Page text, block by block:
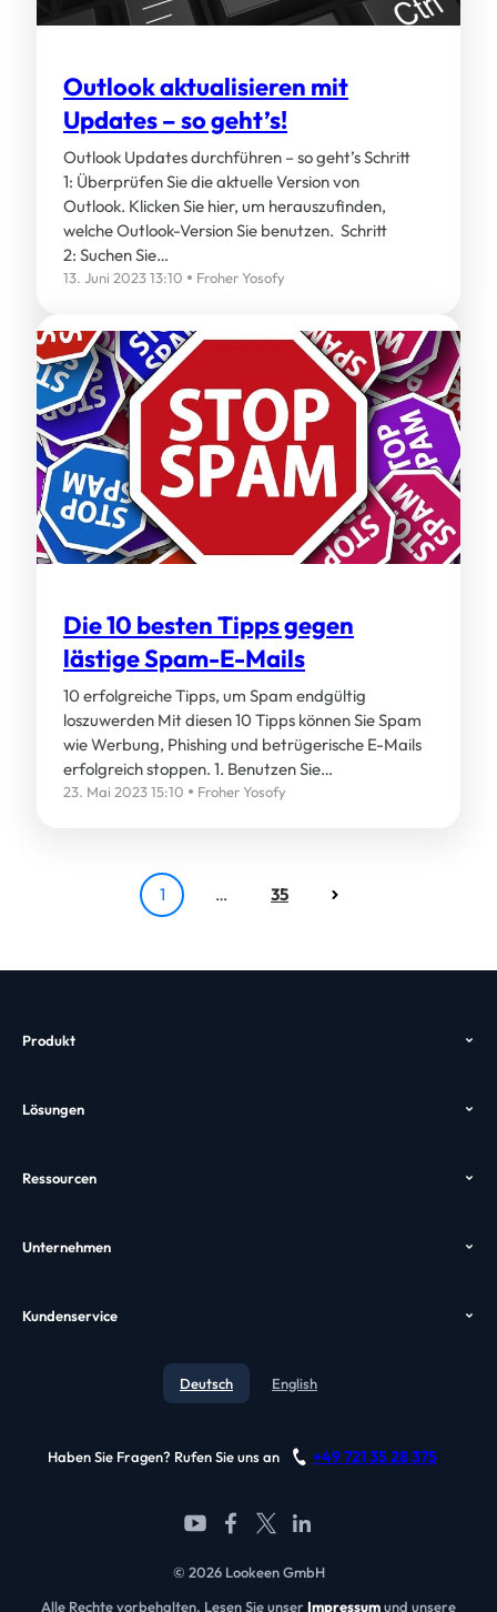
Outlook aktualisieren mit
Updates – so geht’s!
Outlook Updates durchführen – so geht’s Schritt
1: Überprüfen Sie die aktuelle Version von
Outlook. Klicken Sie hier, um herauszufinden,
welche Outlook-Version Sie benutzen. Schritt
2: Suchen Sie…
13. Juni 2023 13:10 Froher Yosofy
Die 10 besten Tipps gegen
lästige Spam-E-Mails
10 erfolgreiche Tipps, um Spam endgültig
loszuwerden Mit diesen 10 Tipps können Sie Spam
wie Werbung, Phishing und betrügerische E-Mails
erfolgreich stoppen. 1. Benutzen Sie…
23. Mai 2023 15:10 Froher Yosofy
1 … 35
Produkt
Funktionen
Download
Lösungen
Desktop Suche
VDI Suche
Ressourcen
Case Study
Video
Unternehmen
Awards
Kundenservice
FAQ
Deutsch English
Haben Sie Fragen? Rufen Sie uns an +49 721 35 28 375
© 2026 Lookeen GmbH
Alle Rechte vorbehalten. Lesen Sie unser Impressumund unsere